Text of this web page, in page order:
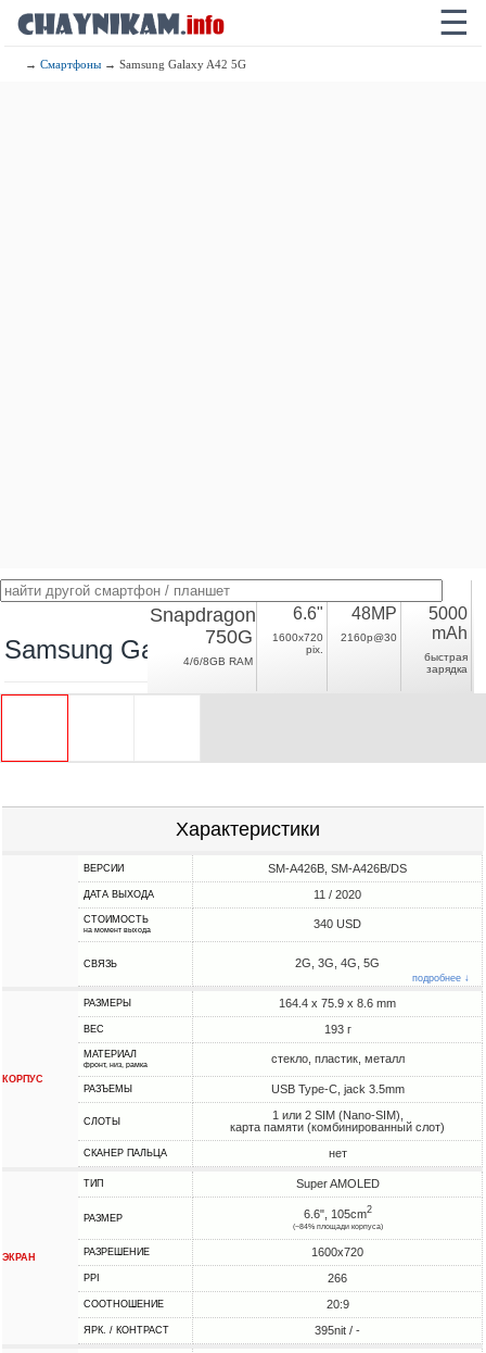
☰
→Смартфоны → Samsung Galaxy A42 5G
Samsung Galaxy A42 5G
Snapdragon
750G
4/6/8GB RAM
6.6"
1600x720
pix.
48MP
2160p@30
5000
mAh
быстрая
зарядка
Характеристики
ВЕРСИИ SM-A426B, SM-A426B/DS
ДАТА ВЫХОДА 11 / 2020
СТОИМОСТЬ
на момент выхода 340 USD
СВЯЗЬ 2G, 3G, 4G, 5G
подробнее ↓
КОРПУС
РАЗМЕРЫ 164.4 x 75.9 x 8.6 mm
ВЕС 193 г
МАТЕРИАЛ
фронт, низ, рамка стекло, пластик, металл
РАЗЪЕМЫ USB Type-C, jack 3.5mm
СЛОТЫ
1 или 2 SIM (Nano-SIM),
карта памяти (комбинированный слот)
СКАНЕР ПАЛЬЦА нет
ЭКРАН
ТИП Super AMOLED
РАЗМЕР 6.6", 105cm2
(~84% площади корпуса)
РАЗРЕШЕНИЕ 1600x720
PPI 266
СООТНОШЕНИЕ 20:9
ЯРК. / КОНТРАСТ 395nit / -